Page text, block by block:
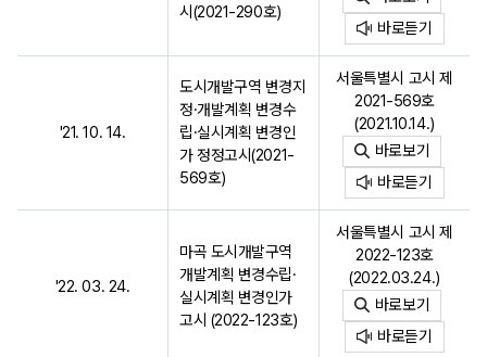
시(2021-290호)
바로듣기
'21. 10. 14.
도시개발구역 변경지
정·개발계획 변경수
립·실시계획 변경인
가 정정고시(2021-
569호)
서울특별시 고시 제
2021-569호
(2021.10.14.)
바로보기
바로듣기
'22. 03. 24.
마곡 도시개발구역
개발계획 변경수립·
실시계획 변경인가
고시 (2022-123호)
서울특별시 고시 제
2022-123호
(2022.03.24.)
바로보기
바로듣기